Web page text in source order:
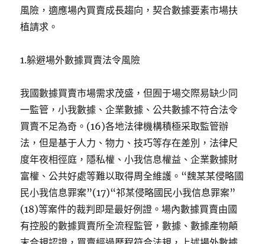
風險，適應場內買賣成長趨向，契合數據要素市場扶
植請求。
1.躲避場外數據買賣法令風險
我國數據買賣市場需求茂盛，但囿于場交際易缺少同
一監管，小我數據、企業數據、公共數據不符合法令
買賣不足為奇。(16)各地法律機構積極采取監管辦
法，但是基于人力、物力、技巧等存在差別，法律尺
度年夜相徑庭，隱私權、小我信息權益、企業數據財
富權、公共好處等難以取得周全維護。“魏某某侵略國
民小我信息罪案”(17)“祁某侵略國民小我信息罪案”
(18)等案件的裁判即是最好例證。場內數據買賣由國
有控股的數據買賣所全流程監管，數據、數據產物顛